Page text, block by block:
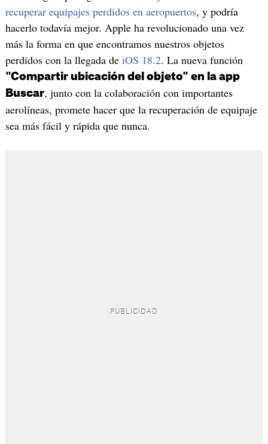
recuperar equipajes perdidos en aeropuertos, y podría
hacerlo todavía mejor. Apple ha revolucionado una vez
más la forma en que encontramos nuestros objetos
perdidos con la llegada de iOS 18.2. La nueva función
"Compartir ubicación del objeto" en la app
Buscar, junto con la colaboración con importantes
aerolíneas, promete hacer que la recuperación de equipaje
sea más fácil y rápida que nunca.